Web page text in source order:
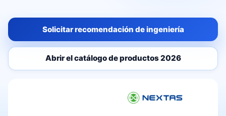
Solicitar recomendación de ingeniería
Abrir el catálogo de productos 2026